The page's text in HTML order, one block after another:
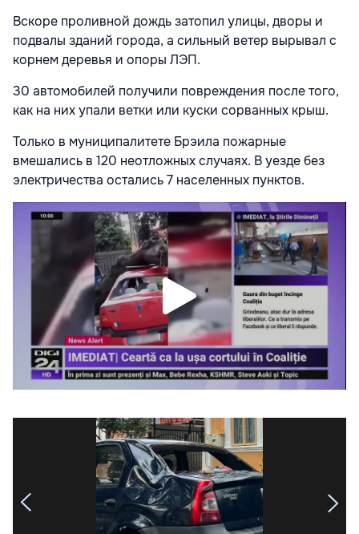
Вскоре проливной дождь затопил улицы, дворы и
подвалы зданий города, а сильный ветер вырывал с
корнем деревья и опоры ЛЭП.
30 автомобилей получили повреждения после того,
как на них упали ветки или куски сорванных крыш.
Только в муниципалитете Брэила пожарные
вмешались в 120 неотложных случаях. В уезде без
электричества остались 7 населенных пунктов.